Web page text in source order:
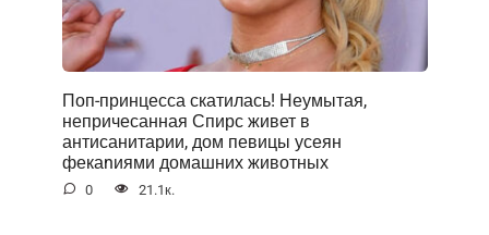
Поп-принцесса скатилась! Неумытая,
непричесанная Спирс живет в
антисанитарии, дом певицы усеян
фекаnиями домашних животных
0 21.1к.